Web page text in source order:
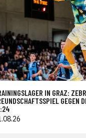
IN GRAZ:
GEGEN